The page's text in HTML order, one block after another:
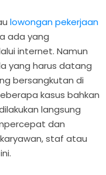
lowongan pekerjaan
ada yang
internet. Namun
yang harus datang
bersangkutan di
kasus bahkan
langsung
dan
staf atau